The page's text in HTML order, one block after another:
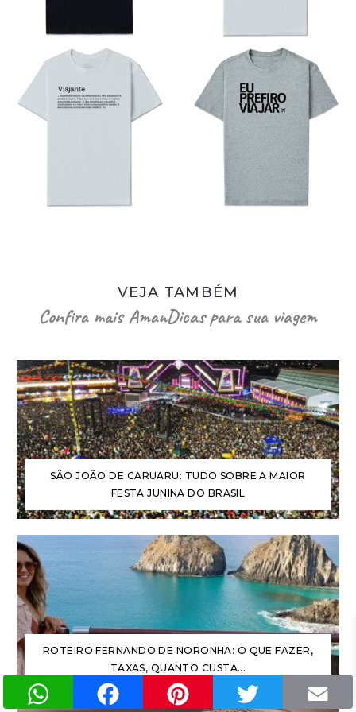
VEJA TAMBÉM
Confira mais AmanDicas para sua viagem
SÃO JOÃO DE CARUARU: TUDO SOBRE A MAIOR
FESTA JUNINA DO BRASIL
ROTEIRO FERNANDO DE NORONHA: O QUE FAZER,
TAXAS, QUANTO CUSTA...
WhatsApp Facebook